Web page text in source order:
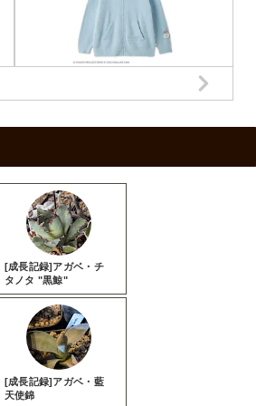
[成長記録]アガベ・チ
タノタ "黒鯨"
[成長記録]アガベ・藍
天使錦